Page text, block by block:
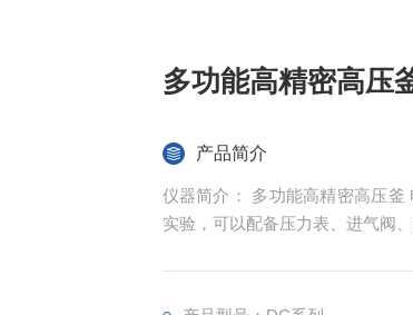
多功能高精密高压
产品简介
仪器简介： 多功能高精密高压
实验，可以配备压力表、进气阀